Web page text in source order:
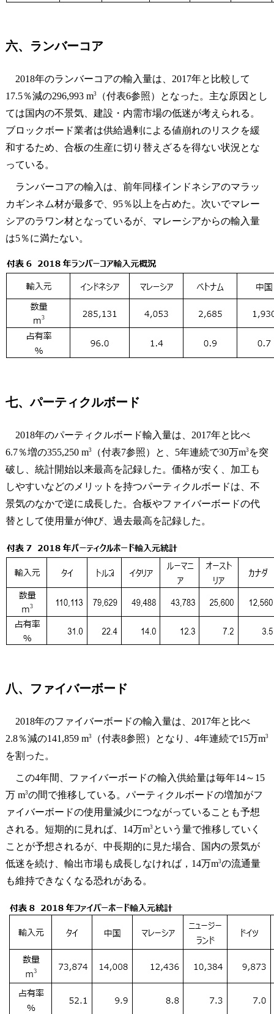
六、ランバーコア
2018年のランバーコアの輸入量は、2017年と比較して
17.5％減の296,993 m3
（付表6参照）となった。主な原因とし
ては国内の不景気、建設・内需市場の低迷が考えられる。
ブロックボード業者は供給過剰による値崩れのリスクを緩
和するため、合板の生産に切り替えざるを得ない状況とな
っている。
ランバーコアの輸入は、前年同様インドネシアのマラッ
カギンネム材が最多で、95％以上を占めた。次いでマレー
シアのラワン材となっているが、マレーシアからの輸入量
は5％に満たない。
七、パーティクルボード
2018年のパーティクルボード輸入量は、2017年と比べ
6.7％増の355,250 m3 （付表7参照）と、5年連続で30万m3 を突
破し、統計開始以来最高を記録した。価格が安く、加工も
しやすいなどのメリットを持つパーティクルボードは、不
景気のなかで逆に成長した。合板やファイバーボードの代
替として使用量が伸び、過去最高を記録した。
八、ファイバーボード
2018年のファイバーボードの輸入量は、2017年と比べ
2.8％減の141,859 m3 （付表8参照）となり、4年連続で15万m3
を割った。
この4年間、ファイバーボードの輸入供給量は毎年14～15
万 m3の間で推移している。パーティクルボードの増加がフ
ァイバーボードの使用量減少につながっていることも予想
される。短期的に見れば、14万m3 という量で推移していく
ことが予想されるが、中長期的に見た場合、国内の景気が
低迷を続け、輸出市場も成長しなければ，14万m3の流通量
も維持できなくなる恐れがある。